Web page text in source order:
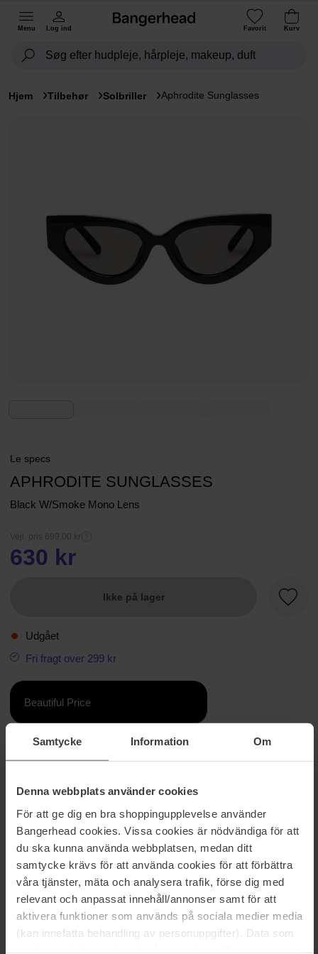
Samtycke Information Om
Denna webbplats använder cookies
För att ge dig en bra shoppingupplevelse använder
Bangerhead cookies. Vissa cookies är nödvändiga för att
du ska kunna använda webbplatsen, medan ditt
samtycke krävs för att använda cookies för att förbättra
våra tjänster, mäta och analysera trafik, förse dig med
relevant och anpassat innehåll/annonser samt för att
aktivera funktioner som används på sociala medier media
(kan innefatta behandling av personuppgifter). Data som
Menu Log ind Favorit Kurv
Hjem Tilbehør Solbriller Aphrodite Sunglasses
Le specs
APHRODITE SUNGLASSES
Black W/Smoke Mono Lens
Vejl. pris 699,00 kr
630 kr
Ikke på lager
Udgået
Fri fragt over 299 kr
Beautiful Price
perfekte cat-eye silhuet til at afslutte ethvert outfit. Disse solbriller
har en luksuriøs nålestribet metalplade indlagt langs toppen, og
disse solbriller er specielt designet med alternative
pasformproportioner til alle med høje kindben, lave næsebroer og
bredere ansigtsformer. Færdig i klassisk sort med mørke linser for
et hverdagslook. Fremstillet af BPA-fri polymerplast, som er let,
holdbar og slagfast Udstyret med brudsikre og ridsefaste
polycarbonat linser.
Varenummer: 106819